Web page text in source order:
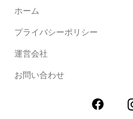
ホーム
プライバシーポリシー
運営会社
お問い合わせ